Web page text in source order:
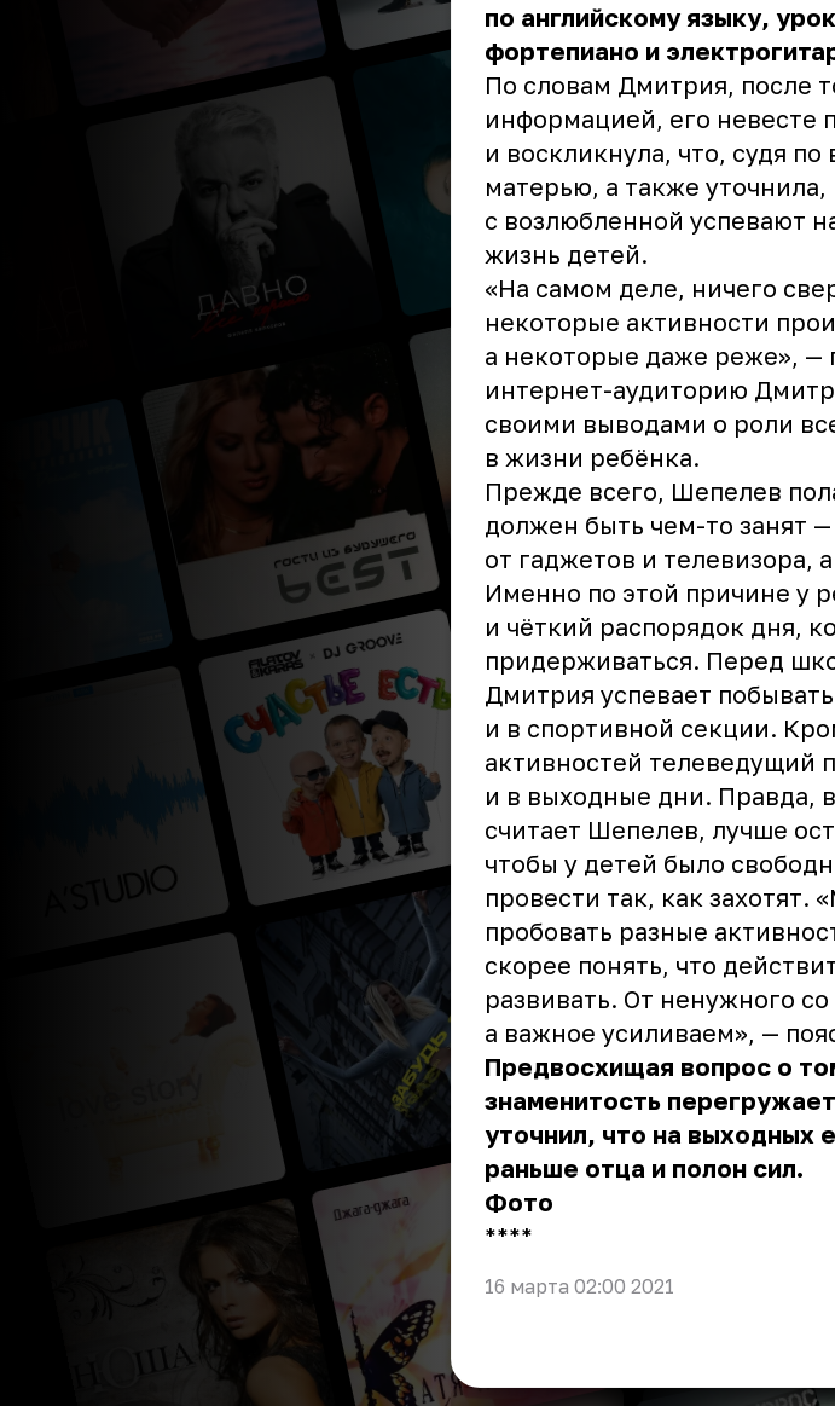
по английскому языку,
фортепиано и
По словам Дмитрия, после
информацией, его невесте
и воскликнула, что, судя по
матерью, а также
с возлюбленной успевают
жизнь детей.
«На самом деле, ничего
некоторые активности
а некоторые даже реже», —
интернет-аудиторию
своими выводами о роли
в жизни ребёнка.
Прежде всего, Шепелев
должен быть чем-то занят —
от гаджетов и телевизора,
Именно по этой причине у
и чёткий распорядок дня,
придерживаться. Перед
Дмитрия успевает
и в спортивной секции.
активностей телеведущий
и в выходные дни. Правда,
считает Шепелев, лучше
чтобы у детей было
провести так, как
пробовать разные
скорее понять, что
развивать. От ненужного
а важное усиливаем», —
Предвосхищая вопрос о
знаменитость
уточнил, что на выходных
раньше отца и полон сил.
Фото
** **
16 марта 02:00 2021